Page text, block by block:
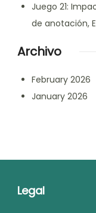
Juego 21:
de anotación,
Archivo
February 2026
January 2026
Legal